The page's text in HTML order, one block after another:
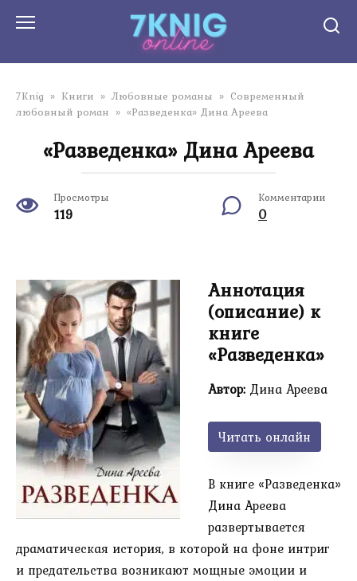
7Knig » Книги » Любовные романы » Современный
любовный роман » «Разведенка» Дина Ареева
«Разведенка» Дина Ареева
Просмотры
119
Комментарии
0
Аннотация
(описание) к
книге
«Разведенка»
Автор:Дина Ареева
Читать онлайн
В книге «Разведенка»
Дина Ареева
развертывается
драматическая история, в которой на фоне интриг
и предательства возникают мощные эмоции и